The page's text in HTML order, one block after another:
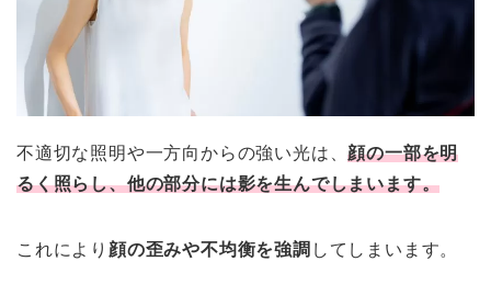
不適切な照明や一方向からの強い光は、顔の一部を明
るく照らし、他の部分には影を生んでしまいます。
これにより 顔の歪みや不均衡を強調 してしまいます。